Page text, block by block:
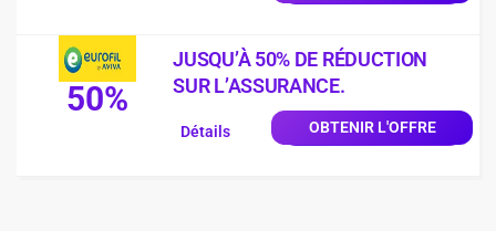
50%
JUSQU’À 50% DE RÉDUCTION
SUR L’ASSURANCE.
OBTENIR L'OFFRE
Détails